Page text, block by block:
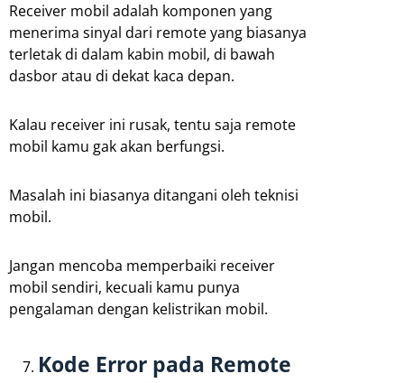
Receiver mobil adalah komponen yang
menerima sinyal dari remote yang biasanya
terletak di dalam kabin mobil, di bawah
dasbor atau di dekat kaca depan.
Kalau receiver ini rusak, tentu saja remote
mobil kamu gak akan berfungsi.
Masalah ini biasanya ditangani oleh teknisi
mobil.
Jangan mencoba memperbaiki receiver
mobil sendiri, kecuali kamu punya
pengalaman dengan kelistrikan mobil.
Kode Error pada Remote